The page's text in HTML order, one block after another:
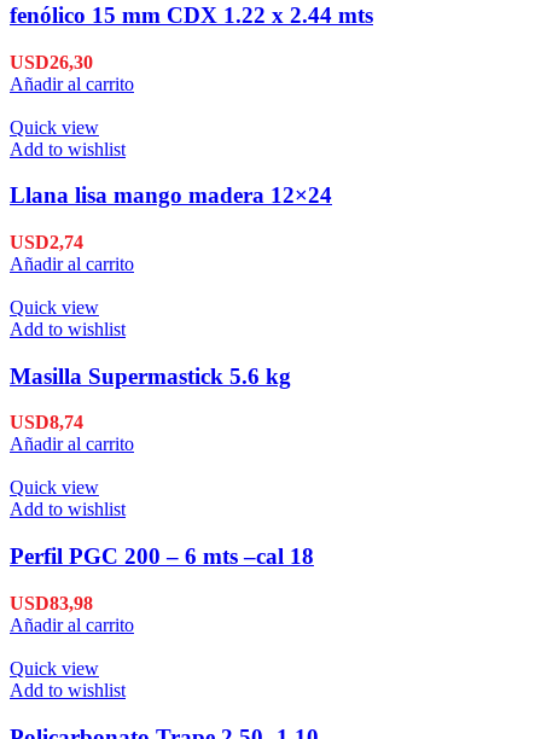
fenólico 15 mm CDX 1.22 x 2.44 mts
USD26,30
Añadir al carrito
Quick view
Add to wishlist
Llana lisa mango madera 12×24
USD2,74
Añadir al carrito
Quick view
Add to wishlist
Masilla Supermastick 5.6 kg
USD8,74
Añadir al carrito
Quick view
Add to wishlist
Perfil PGC 200 – 6 mts –cal 18
USD83,98
Añadir al carrito
Quick view
Add to wishlist